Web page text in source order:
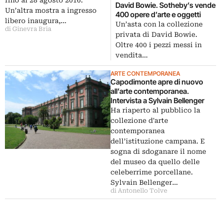
Un’altra mostra a ingresso
libero inaugura,…
di Ginevra Bria
David Bowie. Sotheby’s vende
400 opere d’arte e oggetti
Un’asta con la collezione
privata di David Bowie.
Oltre 400 i pezzi messi in
vendita…
ARTE CONTEMPORANEA
Capodimonte apre di nuovo
all’arte contemporanea.
Intervista a Sylvain Bellenger
Ha riaperto al pubblico la
collezione d'arte
contemporanea
dell’istituzione campana. E
sogna di sdoganare il nome
del museo da quello delle
celeberrime porcellane.
Sylvain Bellenger…
di Antonello Tolve